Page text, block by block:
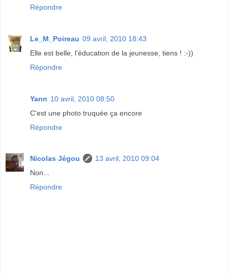
Répondre
Le_M_Poireau 09 avril, 2010 18:43
Elle est belle, l'éducation de la jeunesse, tiens ! :-))
Répondre
Yann 10 avril, 2010 08:50
C'est une photo truquée ça encore
Répondre
Nicolas Jégou
13 avril, 2010 09:04
Non...
Répondre